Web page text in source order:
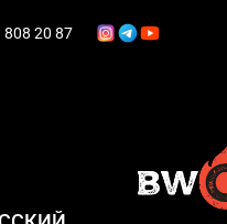
808 20 87